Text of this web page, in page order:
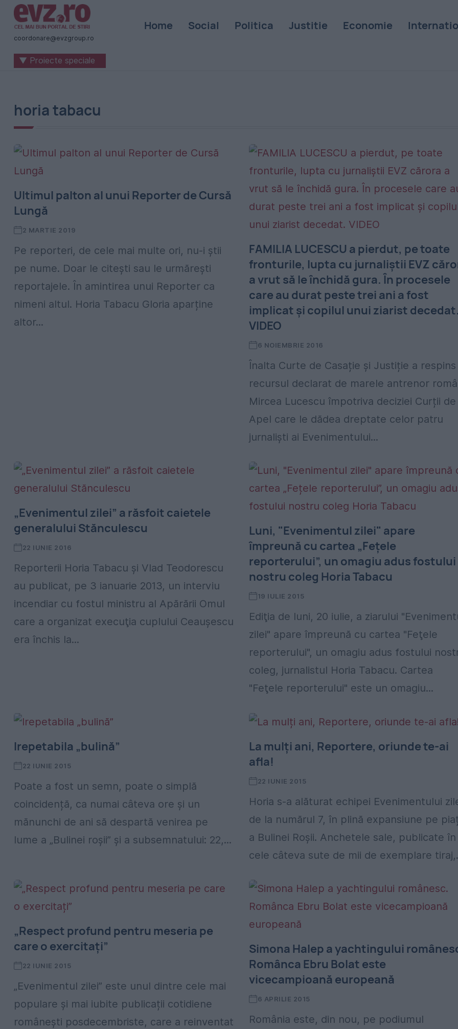
Știri
naționale
internaționale
România
-
Zilei
coordonare@evzgroup.ro
Home Social Politica Justitie Economie
▼ Proiecte speciale
horia tabacu
Ultimul palton al unui Reporter de Cursă
Lungă
2 MARTIE 2019
Pe reporteri, de cele mai multe ori, nu-i știi
pe nume. Doar le citești sau le urmărești
reportajele. În amintirea unui Reporter ca
nimeni altul. Horia Tabacu Gloria aparține
altor...
FAMILIA LUCESCU a pierdut, pe toate
fronturile, lupta cu jurnaliștii EVZ
a vrut să le închidă gura. În procesele
care au durat peste trei ani a fost
implicat și copilul unui ziarist decedat.
VIDEO
6 NOIEMBRIE 2016
Înalta Curte de Casație și Justiție a respins
recursul declarat de marele antrenor
Mircea Lucescu împotriva deciziei Curții de
Apel care le dădea dreptate celor patru
jurnaliști ai Evenimentului...
„Evenimentul zilei” a răsfoit caietele
generalului Stănculescu
22 IUNIE 2016
Reporterii Horia Tabacu și Vlad Teodorescu
au publicat, pe 3 ianuarie 2013, un interviu
incendiar cu fostul ministru al Apărării Omul
care a organizat execuţia cuplului Ceauşescu
era închis la...
Luni, "Evenimentul zilei" apare
împreună cu cartea „Fețele
reporterului”, un omagiu adus fostului
nostru coleg Horia Tabacu
19 IULIE 2015
Ediţia de luni, 20 iulie, a ziarului
zilei" apare împreună cu cartea "Feţele
reporterului", un omagiu adus fostului
coleg, jurnalistul Horia Tabacu. Cartea
"Feţele reporterului" este un omagiu...
Irepetabila „bulină”
22 IUNIE 2015
Poate a fost un semn, poate o simplă
coincidență, ca numai câteva ore și un
mănunchi de ani să despartă venirea pe
lume a „Bulinei roșii” și a subsemnatului: 22,...
La mulți ani, Reportere, oriunde te-ai
afla!
22 IUNIE 2015
Horia s-a alăturat echipei Evenimentului
de la numărul 7, în plină expansiune pe
a Bulinei Roșii. Anchetele sale, publicate în
cele câteva sute de mii de exemplare
„Respect profund pentru meseria pe
care o exercitați”
22 IUNIE 2015
„Evenimentul zilei” este unul dintre cele mai
populare şi mai iubite publicații cotidiene
româneşti posdecembriste, care a reinventat
Simona Halep a yachtingului
Românca Ebru Bolat este
vicecampioană europeană
6 APRILIE 2015
România este, din nou, pe podiumul